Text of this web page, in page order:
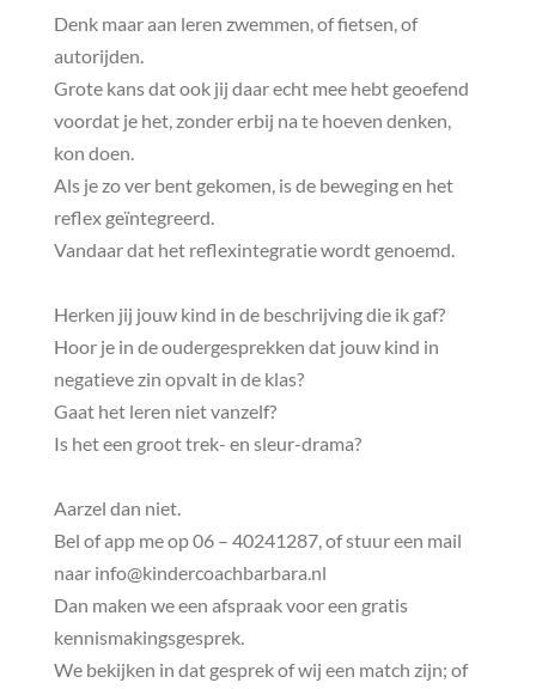
Denk maar aan leren zwemmen, of fietsen, of
autorijden.
Grote kans dat ook jij daar echt mee hebt geoefend
voordat je het, zonder erbij na te hoeven denken,
kon doen.
Als je zo ver bent gekomen, is de beweging en het
reflex geïntegreerd.
Vandaar dat het reflexintegratie wordt genoemd.
Herken jij jouw kind in de beschrijving die ik gaf?
Hoor je in de oudergesprekken dat jouw kind in
negatieve zin opvalt in de klas?
Gaat het leren niet vanzelf?
Is het een groot trek- en sleur-drama?
Aarzel dan niet.
Bel of app me op 06 – 40241287, of stuur een mail
naar info@kindercoachbarbara.nl
Dan maken we een afspraak voor een gratis
kennismakingsgesprek.
We bekijken in dat gesprek of wij een match zijn; of